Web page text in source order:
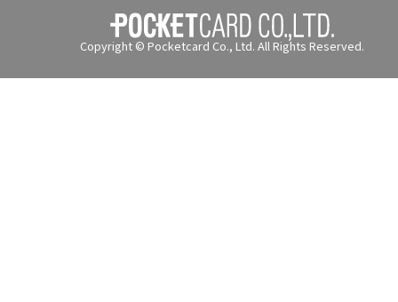
Copyright © Pocketcard Co., Ltd. All Rights Reserved.